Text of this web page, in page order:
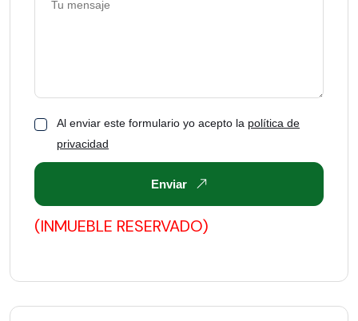
Al enviar este formulario yo acepto la política de
privacidad
Enviar
(INMUEBLE RESERVADO)